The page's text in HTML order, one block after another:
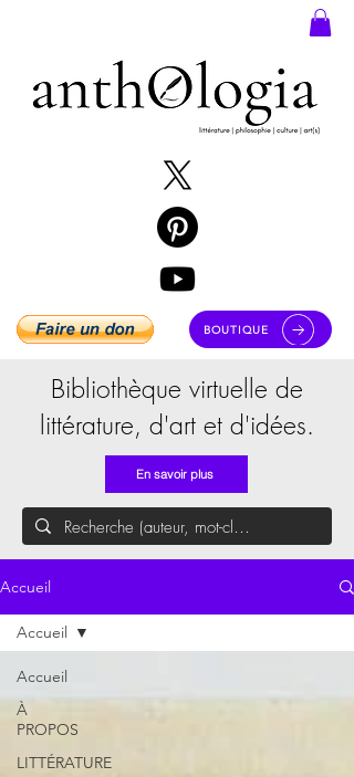
BOUTIQUE
Bibliothèque virtuelle de
littérature, d'art et d'idées.
En savoir plus
Accueil
Accueil
À
PROPOS
LITTÉRATURE
Accueil